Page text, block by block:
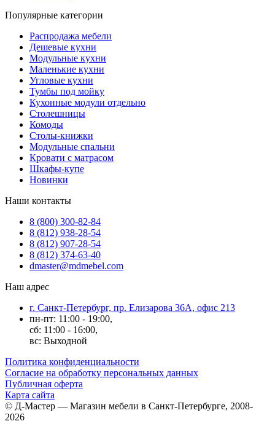
Популярные категории
Распродажа мебели
Дешевые кухни
Модульные кухни
Маленькие кухни
Угловые кухни
Тумбы под мойку
Кухонные модули отдельно
Столешницы
Комоды
Столы-книжки
Модульные спальни
Кровати с матрасом
Шкафы-купе
Новинки
Наши контакты
8 (800) 300-82-84
8 (812) 938-28-54
8 (812) 907-28-54
8 (812) 374-63-40
dmaster@mdmebel.com
Наш адрес
г. Санкт-Петербург, пр. Елизарова 36А, офис 213
пн-пт: 11:00 - 19:00,
сб: 11:00 - 16:00,
вс: Выходной
Политика конфиденциальности
Согласие на обработку персональных данных
Публичная оферта
Карта сайта
© Д-Мастер — Магазин мебели в Санкт-Петербурге, 2008-
2026